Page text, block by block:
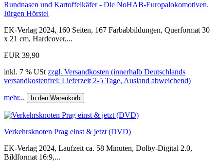
Rundnasen und Kartoffelkäfer - Die NoHAB-Europalokomotiven.
Jürgen Hörstel
EK-Verlag 2024, 160 Seiten, 167 Farbabbildungen, Querformat 30
x 21 cm, Hardcover,...
EUR 39,90
inkl. 7 % USt zzgl. Versandkosten (innerhalb Deutschlands
versandkostenfrei; Lieferzeit 2-5 Tage, Ausland abweichend)
mehr... In den Warenkorb
Verkehrsknoten Prag einst & jetzt (DVD)
EK-Verlag 2024, Laufzeit ca. 58 Minuten, Dolby-Digital 2.0,
Bildformat 16:9,...